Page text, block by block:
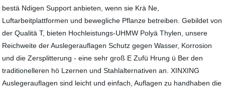
bestä Ndigen Support anbieten, wenn sie Krä Ne,
Luftarbeitplattformen und bewegliche Pflanze betreiben. Gebildet von
der Qualitä T, bieten Hochleistungs-UHMW Polyä Thylen, unsere
Reichweite der Auslegerauflagen Schutz gegen Wasser, Korrosion
und die Zersplitterung - eine sehr groß E Zufü Hrung ü Ber den
traditionelleren hö Lzernen und Stahlalternativen an. XINXING
Auslegerauflagen sind leicht und einfach, Auflagen zu handhaben die